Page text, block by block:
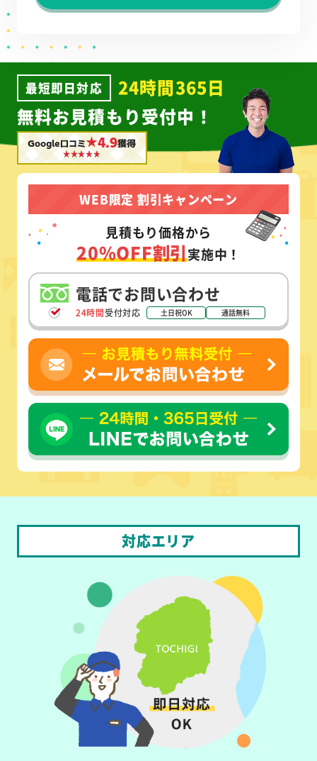
最短即日対応
24時間365日
無料お見積もり受付中！
Google口コミ★4.9獲得
WEB限定 割引キャンペーン
見積もり価格から
20%OFF割引実施中！
電話でお問い合わせ
24時間受付対応 土日祝OK 通話無料
対応エリア